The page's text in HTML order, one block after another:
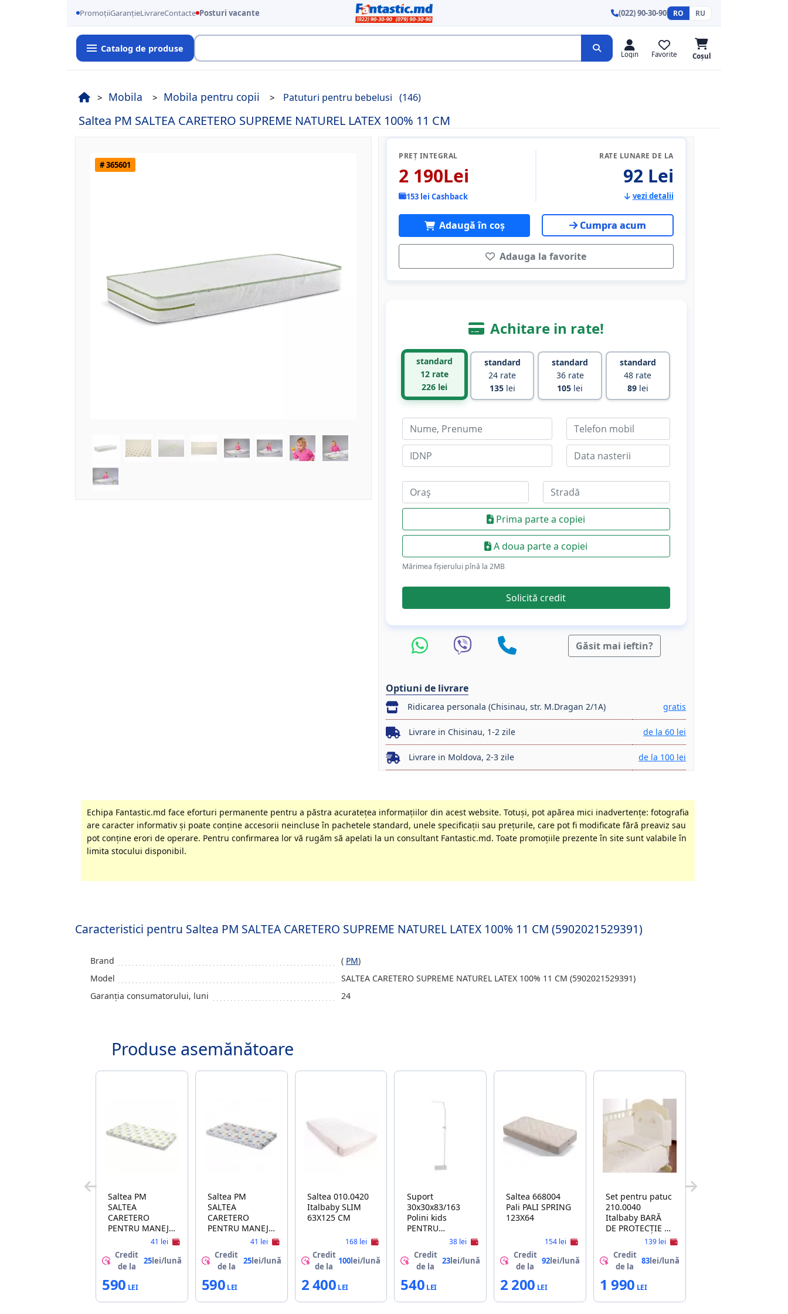
PromoțiiGaranțieLivrareContacte Posturi vacante (022) 90-30-90 RO RU
Catalog de produse
Login Favorite Coșul
Mobila Mobila pentru copii Patuturi pentru bebelusi (146)
Saltea PM SALTEA CARETERO SUPREME NATUREL LATEX 100% 11 CM
# 365601
PREȚ INTEGRAL
2 190Lei
153 lei Cashback
RATE LUNARE DE LA
92 Lei
vezi detalii
Adaugă în coș Cumpra acum
Adauga la favorite
Achitare in rate!
standard
12 rate
226lei
standard
24 rate
135lei
standard
36 rate
105 lei
standard
48 rate
89lei
Prima parte a copiei
A doua parte a copiei
Mărimea fișierului pînă la 2МB
Solicită credit
Găsit mai ieftin?
Optiuni de livrare
Ridicarea personala (Chisinau, str. M.Dragan 2/1A) gratis
Livrare in Chisinau, 1-2 zile de la 60 lei
Livrare in Moldova, 2-3 zile de la 100 lei
Echipa Fantastic.md face eforturi permanente pentru a păstra acurateţea informaţiilor din acest website. Totuși, pot apărea mici inadvertenţe: fotografia
are caracter informativ şi poate conţine accesorii neincluse în pachetele standard, unele specificaţii sau preţurile, care pot fi modificate fără preaviz sau
pot conţine erori de operare. Pentru confirmarea lor vă rugăm să apelati la un consultant Fantastic.md. Toate promoţiile prezente în site sunt valabile în
limita stocului disponibil.
Caracteristici pentru Saltea PM SALTEA CARETERO SUPREME NATUREL LATEX 100% 11 CM (5902021529391)
Brand ( PM)
Model
SALTEA CARETERO SUPREME NATUREL LATEX 100% 11 CM (5902021529391)
Garanția consumatorului, luni
24
Produse asemănătoare
Saltea PM
SALTEA
CARETERO
PENTRU MANEJ
LENOSUL 5 CM
(5908310395296)
41 lei
Credit
de la
25lei/lună
590
Saltea PM
SALTEA
CARETERO
PENTRU MANEJ
PADURE 5 CM
(07156)
41 lei
Credit
de la
25lei/lună
590
Saltea 010.0420
Italbaby SLIM
63X125 CM
168 lei
Credit
de la
100lei/lună
2 400
Suport
30x30x83/163
Polini kids
PENTRU
BALDACHIN ALB
38 lei
Credit
de la
23lei/lună
540
Saltea 668004
Pali PALI SPRING
123X64
154 lei
Credit
de la
92lei/lună
2 200
Set pentru patuc
210.0040
Italbaby BARĂ
DE PROTECȚIE 3
SECŢII "LOVE"
139 lei
Credit
de la
83lei/lună
1 990